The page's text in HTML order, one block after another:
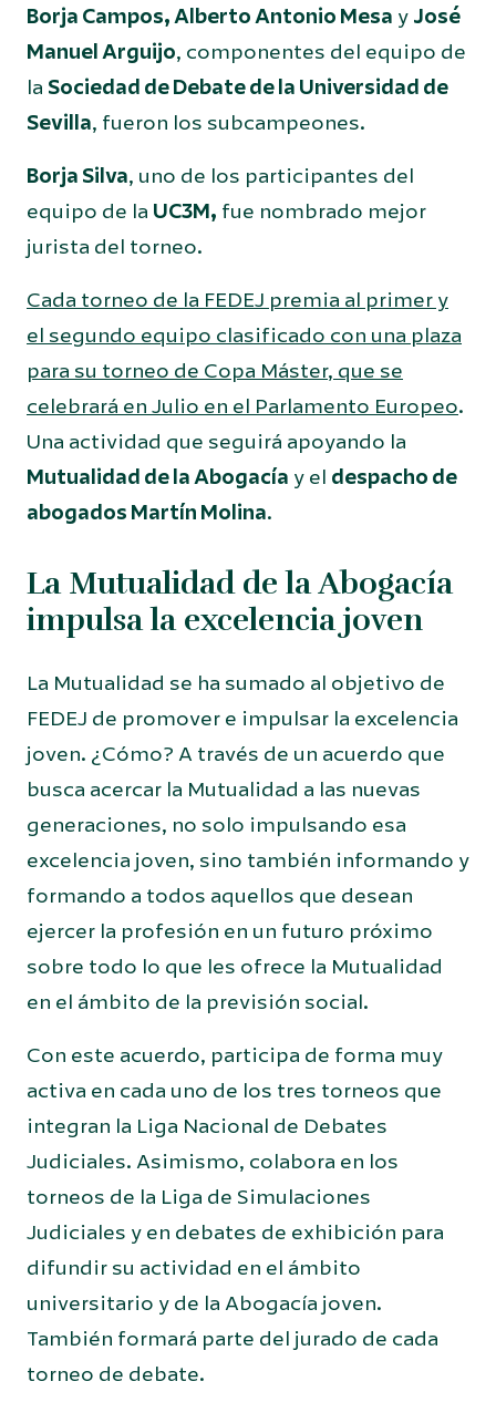
Borja Campos, Alberto Antonio Mesa y José
Manuel Arguijo, componentes del equipo de
la Sociedad de Debate de la Universidad de
Sevilla, fueron los subcampeones.
Borja Silva, uno de los participantes del
equipo de la UC3M, fue nombrado mejor
jurista del torneo.
Cada torneo de la FEDEJ premia al primer y
el segundo equipo clasificado con una plaza
para su torneo de Copa Máster, que se
celebrará en Julio en el Parlamento Europeo.
Una actividad que seguirá apoyando la
Mutualidad de la Abogacía y el despacho de
abogados Martín Molina.
La Mutualidad de la Abogacía
impulsa la excelencia joven
La Mutualidad se ha sumado al objetivo de
FEDEJ de promover e impulsar la excelencia
joven. ¿Cómo? A través de un acuerdo que
busca acercar la Mutualidad a las nuevas
generaciones, no solo impulsando esa
excelencia joven, sino también informando y
formando a todos aquellos que desean
ejercer la profesión en un futuro próximo
sobre todo lo que les ofrece la Mutualidad
en el ámbito de la previsión social.
Con este acuerdo, participa de forma muy
activa en cada uno de los tres torneos que
integran la Liga Nacional de Debates
Judiciales. Asimismo, colabora en los
torneos de la Liga de Simulaciones
Judiciales y en debates de exhibición para
difundir su actividad en el ámbito
universitario y de la Abogacía joven.
También formará parte del jurado de cada
torneo de debate.